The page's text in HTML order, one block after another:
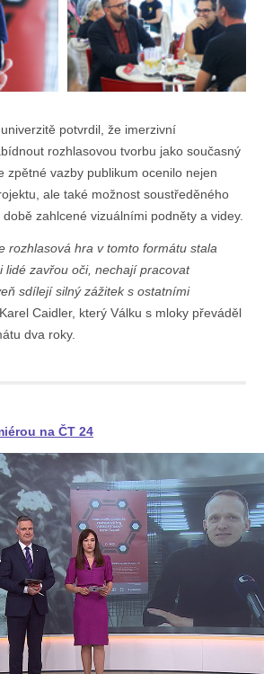
potvrdil, že imerzivní
rozhlasovou tvorbu jako současný
zpětné vazby publikum ocenilo nejen
ale také možnost soustředěného
zahlcené vizuálními podněty a videy.
rozhlasová hra v tomto formátu stala
lidé zavřou oči, nechají pracovat
sdílejí silný zážitek s ostatními
Caidler, který Válku s mloky převáděl
dva roky.
na ČT 24